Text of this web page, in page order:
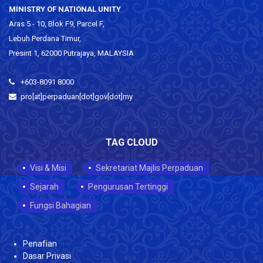
MINISTRY OF NATIONAL UNITY
Aras 5 - 10, Blok F9, Parcel F,
Lebuh Perdana Timur,
Presint 1, 62000 Putrajaya, MALAYSIA
+603-8091 8000
pro[at]perpaduan[dot]gov[dot]my
TAG CLOUD
Visi & Misi
Sekretariat Majlis Perpaduan
Sejarah
Pengurusan Tertinggi
Fungsi Bahagian
Penafian
Dasar Privasi